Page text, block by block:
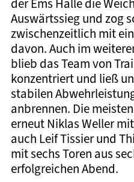
der Ems Halle die
Auswärtssieg und zog
zwischenzeitlich mit
davon. Auch im
blieb das Team von
konzentriert und ließ
stabilen
anbrennen. Die
erneut Niklas Weller
auch Leif Tissier und
mit sechs Toren aus
erfolgreichen Abend.